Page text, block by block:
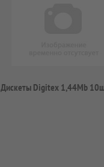
Дискеты Digitex 1,44Mb